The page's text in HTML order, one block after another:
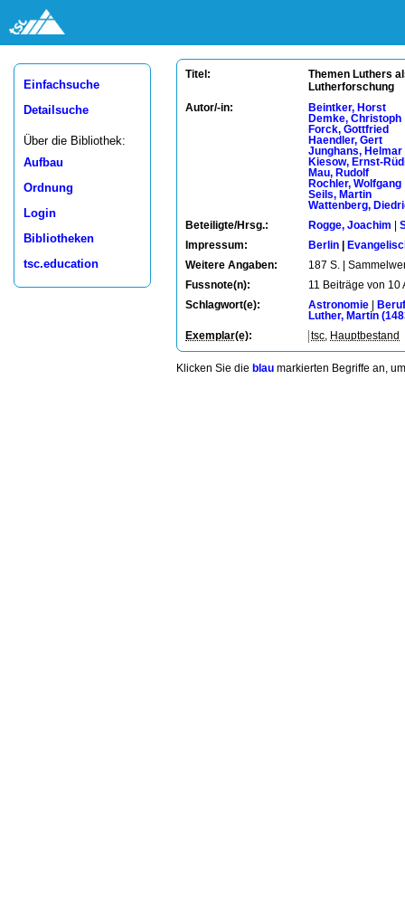
Einfachsuche
Detailsuche
Über die Bibliothek:
Aufbau
Ordnung
Login
Bibliotheken
tsc.education
Titel:
Themen Luthers
Lutherforschung
Autor/-in:
Beintker, Horst
Demke, Christoph
Forck, Gottfried
Haendler, Gert
Junghans, Helmar
Kiesow, Ernst-
Mau, Rudolf
Rochler, Wolfgang
Seils, Martin
Wattenberg,
Beteiligte/Hrsg.:
Rogge, Joachim
Impressum:
Berlin
Weitere Angaben:
187 S. |
Fussnote(n):
11 Beiträge von 10
Schlagwort(e):
Astronomie
Beruf
Luther, Martin
Exemplar(e): tsc Hauptbestand
Klicken Sie die blau markierten Begriffe an,